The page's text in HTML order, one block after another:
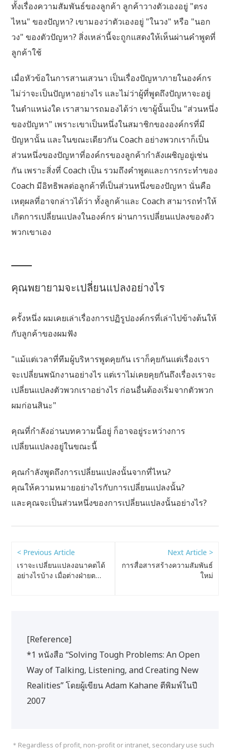
ทั้งเรื่องความสัมพันธ์ของลูกค้า ลูกค้าวางตัวเองอยู่ "ตรง
ไหน" ของปัญหา? เขามองว่าตัวเองอยู่ "ในวง" หรือ "นอก
วง" ของตัวปัญหา? สิ่งเหล่านี้จะถูกแสดงให้เห็นผ่านคำพูดที่
ลูกค้าใช้
เมื่อหัวข้อในการสานเสวนา เป็นเรื่องปัญหาภายในองค์กร
ไม่ว่าจะเป็นปัญหาอย่างไร และไม่ว่าผู้ที่พูดถึงปัญหาจะอยู่
ในตำแหน่งใด เราสามารถมองได้ว่า เขาผู้นั้นเป็น "ส่วนหนึ่ง
ของปัญหา" เพราะเขาเป็นหนึ่งในสมาชิกขององค์กรที่มี
ปัญหานั้น และในขณะเดียวกัน Coach อย่างพวกเราก็เป็น
ส่วนหนึ่งของปัญหาที่องค์กรของลูกค้ากำลังเผชิญอยู่เช่น
กัน เพราะสิ่งที่ Coach เป็น รวมถึงคำพูดและการกระทำของ
Coach มีอิทธิพลต่อลูกค้าที่เป็นส่วนหนึ่งของปัญหา นั่นคือ
เหตุผลที่อาจกล่าวได้ว่า ทั้งลูกค้าและ Coach สามารถทำให้
เกิดการเปลี่ยนแปลงในองค์กร ผ่านการเปลี่ยนแปลงของตัว
พวกเขาเอง
คุณพยายามจะเปลี่ยนแปลงอย่างไร
ครั้งหนึ่ง ผมเคยเล่าเรื่องการปฏิรูปองค์กรที่เล่าไปข้างต้นให้
กับลูกค้าของผมฟัง
"แม้แต่เวลาที่ทีมผู้บริหารพูดคุยกัน เราก็คุยกันแต่เรื่องเรา
จะเปลี่ยนพนักงานอย่างไร แต่เราไม่เคยคุยกันถึงเรื่องเราจะ
เปลี่ยนแปลงตัวพวกเราอย่างไร ก่อนอื่นต้องเริ่มจากตัวพวก
ผมก่อนสินะ"
คุณที่กำลังอ่านบทความนี้อยู่ ก็อาจอยู่ระหว่างการ
เปลี่ยนแปลงอยู่ในขณะนี้
คุณกำลังพูดถึงการเปลี่ยนแปลงนั้นจากที่ไหน?
คุณให้ความหมายอย่างไรกับการเปลี่ยนแปลงนั้น?
และคุณจะเป็นส่วนหนึ่งของการเปลี่ยนแปลงนั้นอย่างไร?
< Previous Article
เราจะเปลี่ยนแปลงอนาคตได้
อย่างไรบ้าง เมื่อต่างฝ่ายต…
Next Article >
การสื่อสารสร้างความสัมพันธ์
ใหม่
[Reference]
*1 หนังสือ “Solving Tough Problems: An Open
Way of Talking, Listening, and Creating New
Realities” โดยผู้เขียน Adam Kahane ตีพิมพ์ในปี
2007
＊Regardless of profit, non-profit or intranet, secondary use such